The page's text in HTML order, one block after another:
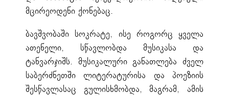
მცირეოდენი ქონებაც.
ბავშვობაში სოკრატე, ისე როგორც ყველა
ათენელი, სწავლობდა მუსიკასა და
ტანვარჯიშს. მუსიკალური განათლება ძველ
საბერძნეთში ლიტერატურისა და პოეზიის
შესწავლასაც გულისხმობდა, მაგრამ, ამის